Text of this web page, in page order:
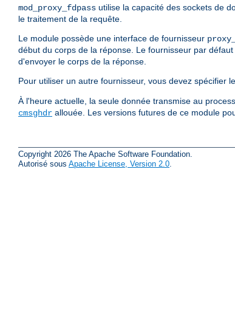
mod_proxy_fdpass utilise la capacité des sockets de
le traitement de la requête.
Le module possède une interface de fournisseur
début du corps de la réponse. Le fournisseur par défaut
d'envoyer le corps de la réponse.
Pour utiliser un autre fournisseur, vous devez spécifier
À l'heure actuelle, la seule donnée transmise au
cmsghdr allouée. Les versions futures de ce module
Copyright 2026 The Apache Software Foundation.
Autorisé sous Apache License, Version 2.0